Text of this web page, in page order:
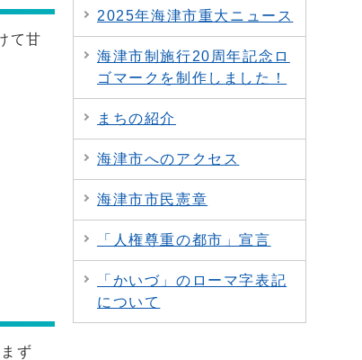
て甘
ず
2025年海津市重大ニュース
海津市制施行20周年記念ロ
ゴマークを制作しました！
まちの紹介
海津市へのアクセス
海津市市民憲章
「人権尊重の都市」宣言
「かいづ」のローマ字表記
について